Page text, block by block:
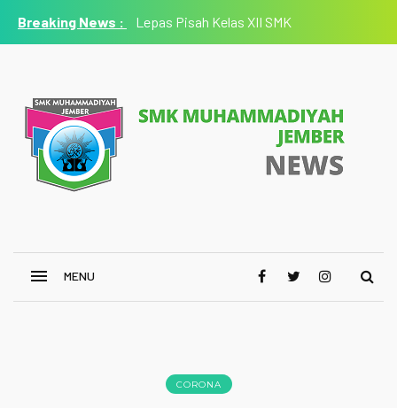
Lepas Pisah Kelas XII SMK
Sekolah Titip Pesan Jaga Nama Baik Almamater
CORONA